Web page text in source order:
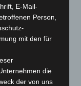
dauern an
und
Die
diese nicht zu
E-Mail-
Person,
mit den für
die
der von uns